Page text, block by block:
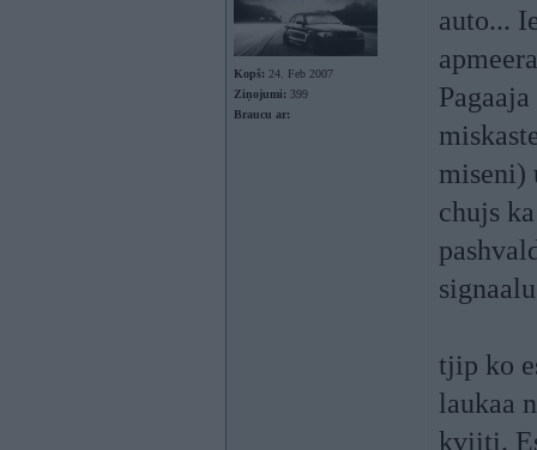
Kopš: 24. Feb 2007
Ziņojumi: 399
Braucu ar:
auto...
miseni)
chujs
tjip ko
laukaa
kviiti.